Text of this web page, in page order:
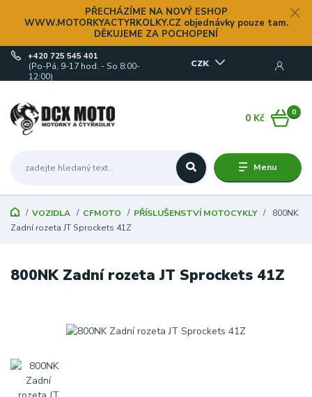
PŘECHÁZÍME NA NOVÝ ESHOP
WWW.MOTORKYACTYRKOLKY.CZ objednávky pouze tam.
DĚKUJEME ZA POCHOPENÍ
Menu
CZK
+420 725 545 401
(Po-Pá, 9-17 hod. - So 8:00-
12:00)
0
0 Kč
VOZIDLA CFMOTO PŘÍSLUŠENSTVÍ MOTOCYKLY
800NK
Zadní rozeta JT Sprockets 41Z
800NK Zadní rozeta JT Sprockets 41Z